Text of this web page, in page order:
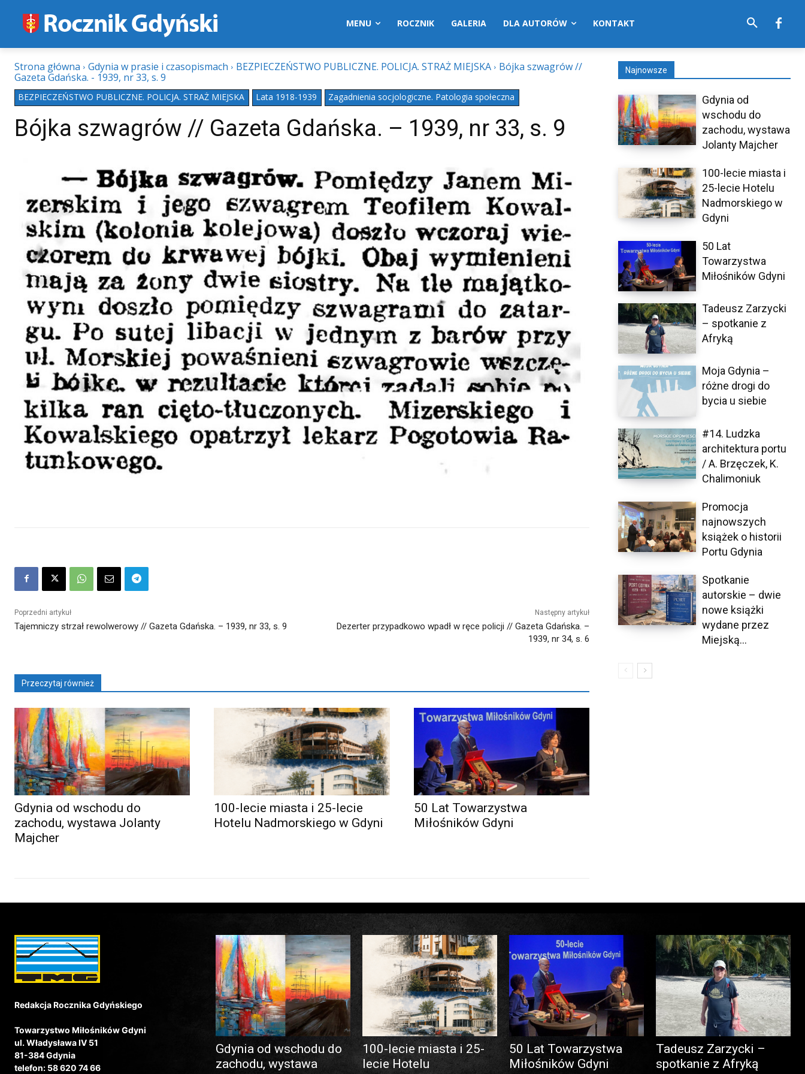
MENU ROCZNIK GALERIA DLA AUTORÓW KONTAKT
Strona główna Gdynia w prasie i czasopismach BEZPIECZEŃSTWO PUBLICZNE. POLICJA. STRAŻ MIEJSKA
Bójka szwagrów //
Gazeta Gdańska. - 1939, nr 33, s. 9
BEZPIECZEŃSTWO PUBLICZNE. POLICJA. STRAŻ MIEJSKA Lata 1918-1939 Zagadnienia socjologiczne. Patologia społeczna
Bójka szwagrów // Gazeta Gdańska. – 1939, nr 33, s. 9
Poprzedni artykuł
Tajemniczy strzał rewolwerowy // Gazeta Gdańska. – 1939, nr 33, s. 9
Następny artykuł
Dezerter przypadkowo wpadł w ręce policji // Gazeta Gdańska. –
1939, nr 34, s. 6
Przeczytaj również
Gdynia od wschodu do
zachodu, wystawa Jolanty
Majcher
100-lecie miasta i 25-lecie
Hotelu Nadmorskiego w Gdyni
50 Lat Towarzystwa
Miłośników Gdyni
Najnowsze
Gdynia od
wschodu do
zachodu, wystawa
Jolanty Majcher
100-lecie miasta i
25-lecie Hotelu
Nadmorskiego w
Gdyni
50 Lat
Towarzystwa
Miłośników Gdyni
Tadeusz Zarzycki
– spotkanie z
Afryką
Moja Gdynia –
różne drogi do
bycia u siebie
#14. Ludzka
architektura portu
/ A. Brzęczek, K.
Chalimoniuk
Promocja
najnowszych
książek o historii
Portu Gdynia
Spotkanie
autorskie – dwie
nowe książki
wydane przez
Miejską...
Redakcja Rocznika Gdyńskiego
Towarzystwo Miłośników Gdyni
ul. Władysława IV 51
81-384 Gdynia
telefon: 58 620 74 66
Gdynia od wschodu do
zachodu, wystawa
100-lecie miasta i 25-
lecie Hotelu
50 Lat Towarzystwa
Miłośników Gdyni
Tadeusz Zarzycki –
spotkanie z Afryką